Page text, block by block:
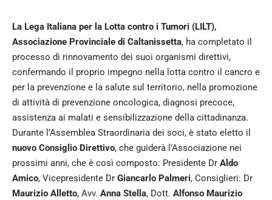
La Lega Italiana per la Lotta contro i Tumori (LILT),
Associazione Provinciale di Caltanissetta, ha completato il
processo di rinnovamento dei suoi organismi direttivi,
confermando il proprio impegno nella lotta contro il cancro e
per la prevenzione e la salute sul territorio, nella promozione
di attività di prevenzione oncologica, diagnosi precoce,
assistenza ai malati e sensibilizzazione della cittadinanza.
Durante l’Assemblea Straordinaria dei soci, è stato eletto il
nuovo Consiglio Direttivo, che guiderà l’Associazione nei
prossimi anni, che è così composto: Presidente Dr Aldo
Amico, Vicepresidente Dr Giancarlo Palmeri, Consiglieri: Dr
Maurizio Alletto, Avv. Anna Stella, Dott. Alfonso Maurizio